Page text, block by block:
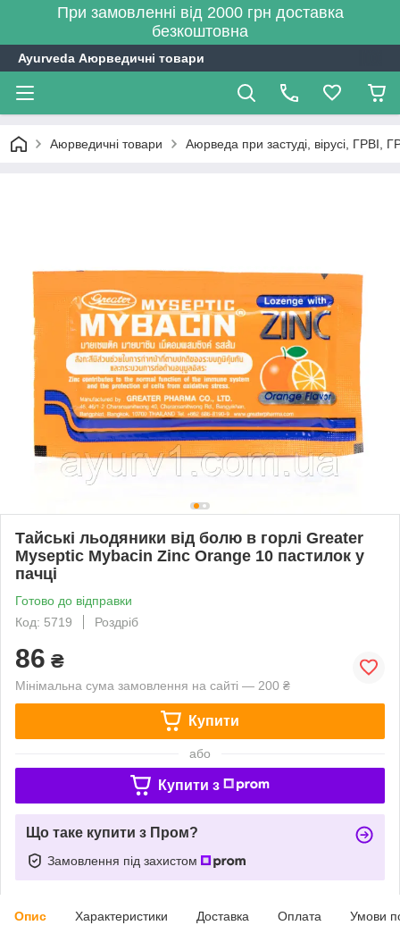
При замовленні від 2000 грн доставка
безкоштовна
Ayurveda Аюрведичні товари
Аюрведичні товари Аюрведа при застуді, вірусі, ГРВІ,
Тайські льодяники від болю в горлі Greater
Myseptic Mybacin Zinc Orange 10 пастилок у
пачці
Готово до відправки
Код: 5719
Роздріб
86 ₴
Мінімальна сума замовлення на сайті — 200 ₴
Купити
або
Купити з
Що таке купити з Пром?
Замовлення під захистом
Опис Характеристики Доставка Оплата Умови